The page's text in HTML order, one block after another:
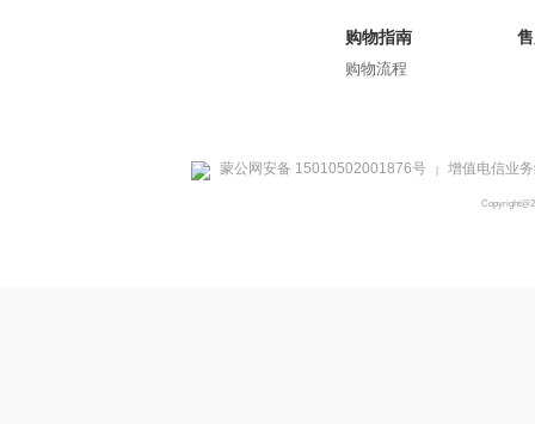
购物指南
购物流程
蒙公网安备 15010502001876号 | 增值电信业